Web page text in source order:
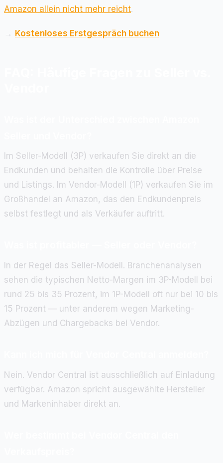
Amazon allein nicht mehr reicht.
→ Kostenloses Erstgespräch buchen
Im Seller-Modell (3P) verkaufen Sie direkt an die
Endkunden und behalten die Kontrolle über Preise
und Listings. Im Vendor-Modell (1P) verkaufen Sie im
Großhandel an Amazon, das den Endkundenpreis
selbst festlegt und als Verkäufer auftritt.
In der Regel das Seller-Modell. Branchenanalysen
sehen die typischen Netto-Margen im 3P-Modell bei
rund 25 bis 35 Prozent, im 1P-Modell oft nur bei 10 bis
15 Prozent — unter anderem wegen Marketing-
Abzügen und Chargebacks bei Vendor.
Nein. Vendor Central ist ausschließlich auf Einladung
verfügbar. Amazon spricht ausgewählte Hersteller
und Markeninhaber direkt an.